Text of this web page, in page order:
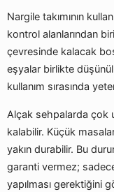
Nargile takımının
kontrol alanlarından
çevresinde kalacak
eşyalar birlikte
kullanım sırasında
Alçak sehpalarda çok
kalabilir. Küçük
yakın durabilir. Bu
garanti vermez;
yapılması gerektiğini